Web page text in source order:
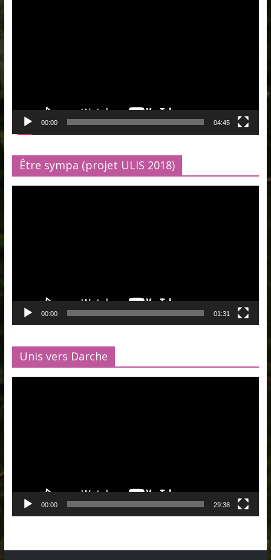
00:00 04:45
Être sympa (projet ULIS 2018)
00:00 01:31
Unis vers Darche
00:00 29:38